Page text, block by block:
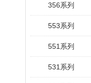
356系列
553系列
551系列
531系列